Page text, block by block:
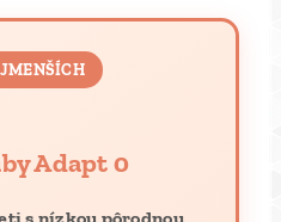
Adapt 0
s nízkou pôrodnou